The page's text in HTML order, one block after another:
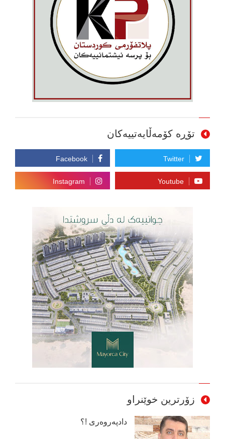
تۆڕە کۆمەڵایەتییەکان
زۆرترین خوێنراو
دادپەروەری !؟